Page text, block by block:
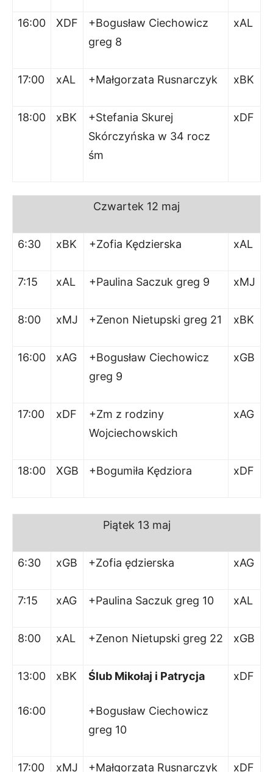
16:00 XDF
+Bogusław Ciechowicz
greg 8
xAL
17:00 xAL +Małgorzata Rusnarczyk xBK
18:00 xBK
+Stefania Skurej
Skórczyńska w 34 rocz
śm
xDF
Czwartek 12 maj
6:30 xBK +Zofia Kędzierska xAL
7:15 xAL +Paulina Saczuk greg 9 xMJ
8:00 xMJ +Zenon Nietupski greg 21 xBK
16:00 xAG
+Bogusław Ciechowicz
greg 9
xGB
17:00 xDF
+Zm z rodziny
Wojciechowskich
xAG
18:00 XGB +Bogumiła Kędziora xDF
Piątek 13 maj
6:30 xGB +Zofia ędzierska xAG
7:15 xAG +Paulina Saczuk greg 10 xAL
8:00 xAL +Zenon Nietupski greg 22 xGB
13:00
16:00
xBK Ślub Mikołaj i Patrycja
+Bogusław Ciechowicz
greg 10
xDF
17:00 xMJ +Małgorzata Rusnarczyk xDF